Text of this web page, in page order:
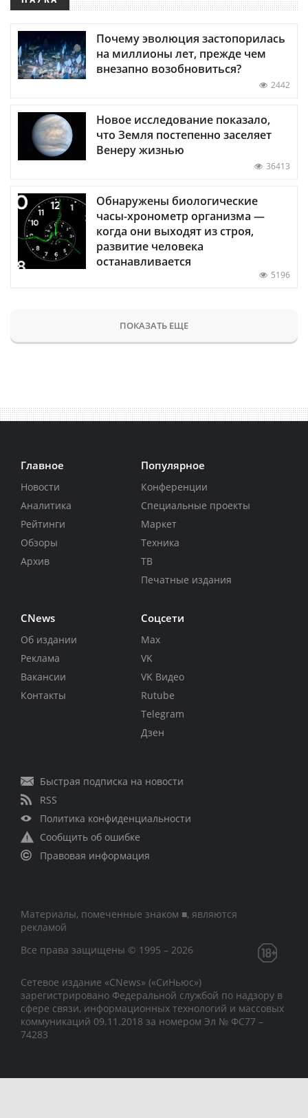
Почему эволюция застопорилась
на миллионы лет, прежде чем
внезапно возобновиться?
2442
Новое исследование показало,
что Земля постепенно заселяет
Венеру жизнью
36413
Обнаружены биологические
часы-хронометр организма —
когда они выходят из строя,
развитие человека
останавливается
5196
ПОКАЗАТЬ ЕЩЕ
Главное
Новости
Аналитика
Рейтинги
Обзоры
Архив
Популярное
Конференции
Специальные проекты
Маркет
Техника
ТВ
Печатные издания
CNews
Об издании
Реклама
Вакансии
Контакты
Соцсети
Max
VK
VK Видео
Rutube
Telegram
Дзен
Быстрая подписка на новости
RSS
Политика конфиденциальности
Сообщить об ошибке
Правовая информация
Материалы, помеченные знаком ■, являются
рекламой
Все права защищены © 1995 – 2026
Сетевое издание «CNews» («СиНьюс»)
зарегистрировано Федеральной службой по надзору в
сфере связи, информационных технологий и массовых
коммуникаций 09.11.2018 за номером Эл № ФС77 –
74283